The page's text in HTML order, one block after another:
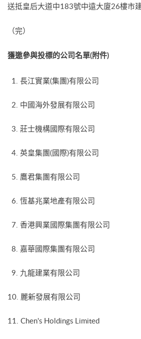
送抵皇后大道中183號中遠大廈26樓市
（完）
獲邀參與投標的公司名單(附件)
1. 長江實業(集團)有限公司
2. 中國海外發展有限公司
3. 莊士機構國際有限公司
4. 英皇集團(國際)有限公司
5. 鷹君集團有限公司
6. 恆基兆業地產有限公司
7. 香港興業國際集團有限公司
8. 嘉華國際集團有限公司
9. 九龍建業有限公司
10. 麗新發展有限公司
11. Chen's Holdings Limited